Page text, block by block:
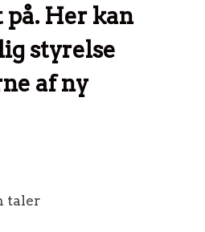
Her kan
styrelse
af ny
taler